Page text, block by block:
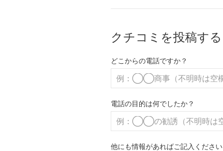
クチコミを投稿する
どこからの電話ですか？
電話の目的は何でしたか？
他にも情報があればご記入ください